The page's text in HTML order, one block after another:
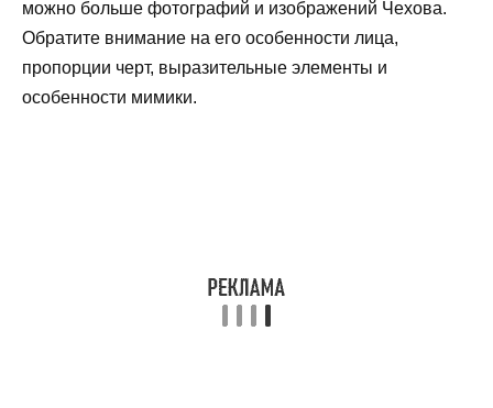
можно больше фотографий и изображений Чехова.
Обратите внимание на его особенности лица,
пропорции черт, выразительные элементы и
особенности мимики.